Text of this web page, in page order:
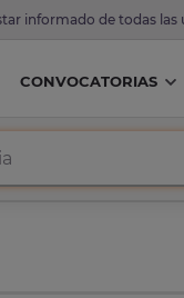
informado de todas
CONVOCATORIAS